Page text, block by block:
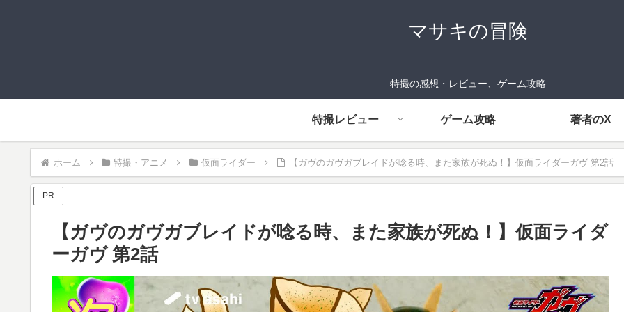
マサキの冒険
特撮の感想・レビュー、ゲーム攻略
特撮レビュー ゲーム攻略 著者のX
ホーム 特撮・アニメ 仮面ライダー 【ガヴのガヴガブレイドが唸る時、また家族が死ぬ！】仮面ライダーガヴ 第2話
PR
【ガヴのガヴガブレイドが唸る時、また家族が死ぬ！】仮面ライダ
ーガヴ 第2話